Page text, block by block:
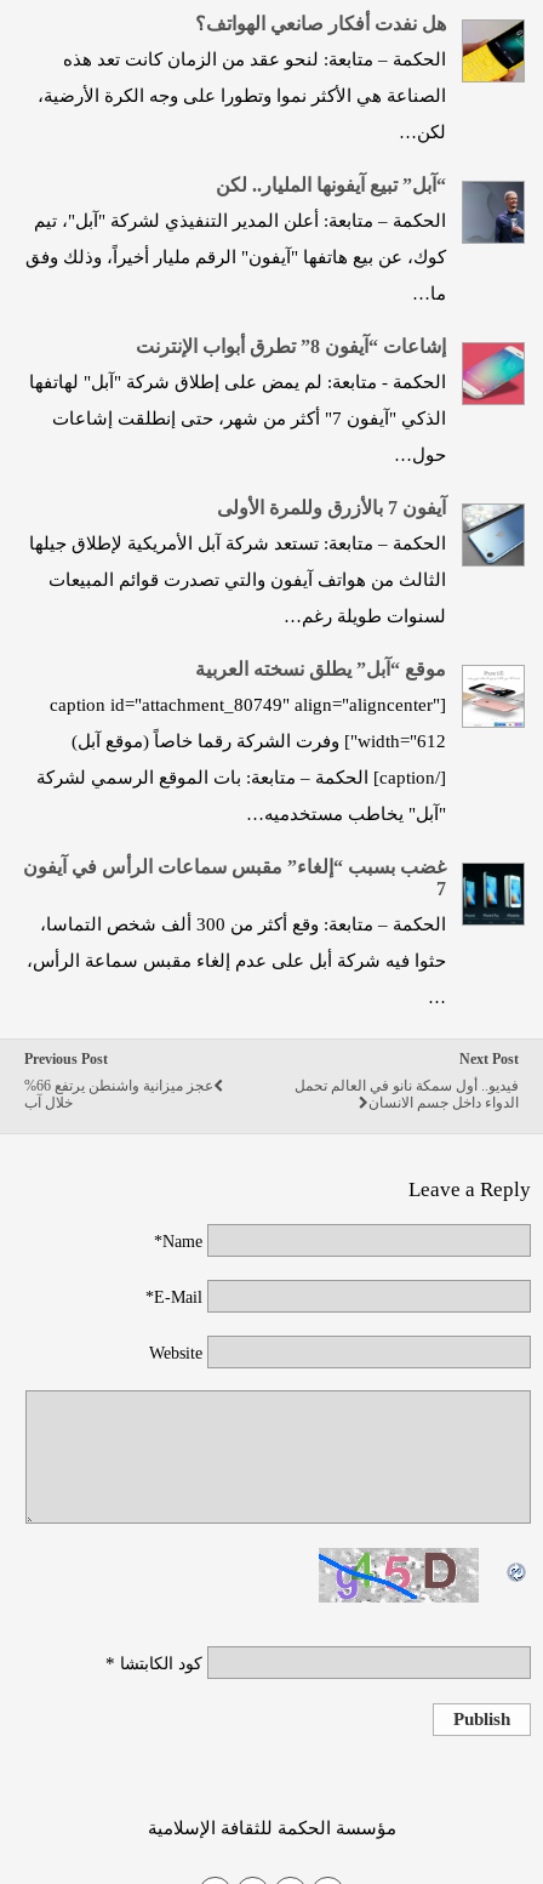
هل نفدت أفكار صانعي الهواتف؟
الحكمة – متابعة: لنحو عقد من الزمان كانت تعد هذه
الصناعة هي الأكثر نموا وتطورا على وجه الكرة الأرضية،
لكن…
“آبل” تبيع آيفونها المليار.. لكن
الحكمة – متابعة: أعلن المدير التنفيذي لشركة "آبل"، تيم
كوك، عن بيع هاتفها "آيفون" الرقم مليار أخيراً، وذلك وفق
ما…
إشاعات “آيفون 8” تطرق أبواب الإنترنت
الحكمة - متابعة: لم يمض على إطلاق شركة "آبل" لهاتفها
الذكي "آيفون 7" أكثر من شهر، حتى إنطلقت إشاعات
حول…
آيفون 7 بالأزرق وللمرة الأولى
الحكمة – متابعة: تستعد شركة آبل الأمريكية لإطلاق جيلها
الثالث من هواتف آيفون والتي تصدرت قوائم المبيعات
لسنوات طويلة رغم…
موقع “آبل” يطلق نسخته العربية
[caption id="attachment_80749" align="aligncenter"
width="612"] وفرت الشركة رقما خاصاً (موقع آبل)
[/caption] الحكمة – متابعة: بات الموقع الرسمي لشركة
"آبل" يخاطب مستخدميه…
غضب بسبب “إلغاء” مقبس سماعات الرأس في آيفون
7
الحكمة – متابعة: وقع أكثر من 300 ألف شخص التماسا،
حثوا فيه شركة أبل على عدم إلغاء مقبس سماعة الرأس،
…
Previous Post
عجز ميزانية واشنطن يرتفع 66%
خلال آب
Next Post
فيديو.. أول سمكة نانو في العالم تحمل
الدواء داخل جسم الانسان
Leave a Reply
Name*
E-Mail*
Website
كود الكابتشا *
Publish
مؤسسة الحكمة للثقافة الإسلامية